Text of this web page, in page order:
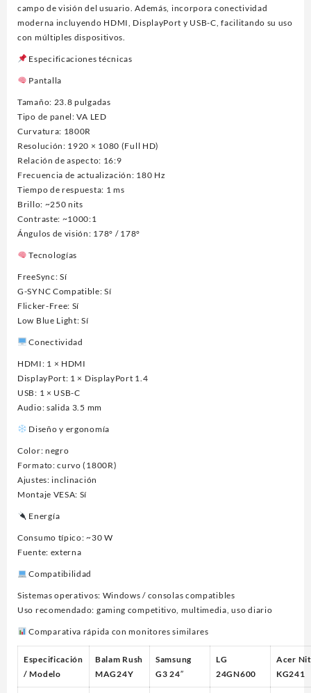
campo de visión del usuario. Además, incorpora conectividad
moderna incluyendo HDMI, DisplayPort y USB-C, facilitando su uso
con múltiples dispositivos.
Especificaciones técnicas
Pantalla
Tamaño: 23.8 pulgadas
Tipo de panel: VA LED
Curvatura: 1800R
Resolución: 1920 × 1080 (Full HD)
Relación de aspecto: 16:9
Frecuencia de actualización: 180 Hz
Tiempo de respuesta: 1 ms
Brillo: ~250 nits
Contraste: ~1000:1
Ángulos de visión: 178° / 178°
Tecnologías
FreeSync: Sí
G-SYNC Compatible: Sí
Flicker-Free: Sí
Low Blue Light: Sí
Conectividad
HDMI: 1 × HDMI
DisplayPort: 1 × DisplayPort 1.4
USB: 1 × USB-C
Audio: salida 3.5 mm
Diseño y ergonomía
Color: negro
Formato: curvo (1800R)
Ajustes: inclinación
Montaje VESA: Sí
Energía
Consumo típico: ~30 W
Fuente: externa
Compatibilidad
Sistemas operativos: Windows / consolas compatibles
Uso recomendado: gaming competitivo, multimedia, uso diario
Comparativa rápida con monitores similares
Especificación
/ Modelo
Balam Rush
MAG24Y
Samsung
G3 24″
LG
24GN600
Acer
KG241